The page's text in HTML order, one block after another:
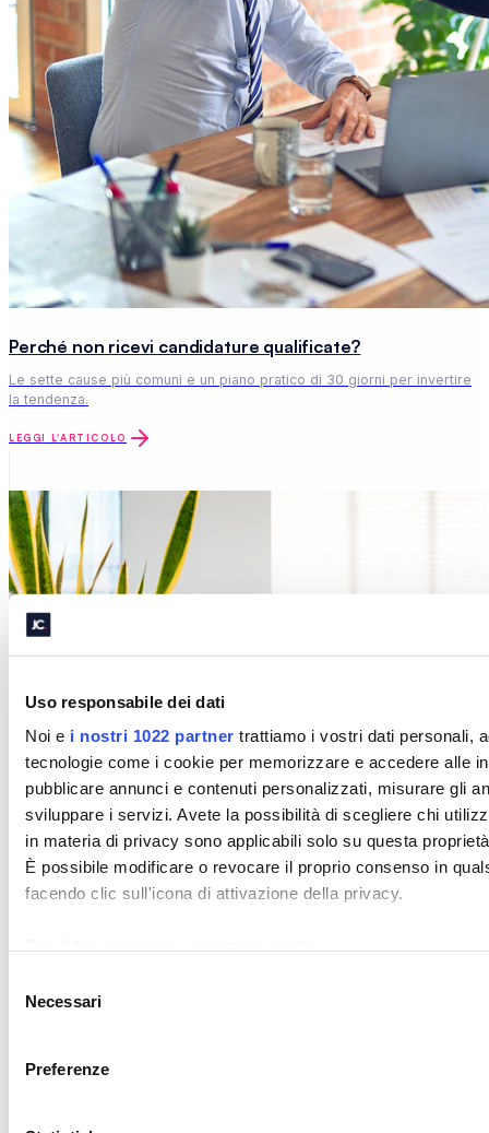
Uso responsabile dei dati
Noi e i nostri 1022 partner trattiamo i vostri dati personali,
tecnologie come i cookie per memorizzare e accedere alle
pubblicare annunci e contenuti personalizzati, misurare gli
sviluppare i servizi. Avete la possibilità di scegliere chi
in materia di privacy sono applicabili solo su questa
È possibile modificare o revocare il proprio consenso in
facendo clic sull'icona di attivazione della privacy.
Identificare il tuo dispositivo, scansionandolo
delNecessari
Preferenze
Perché non ricevi candidature qualificate?
Le sette cause più comuni e un piano pratico di 30 giorni per invertire
la tendenza.
LEGGI L'ARTICOLO